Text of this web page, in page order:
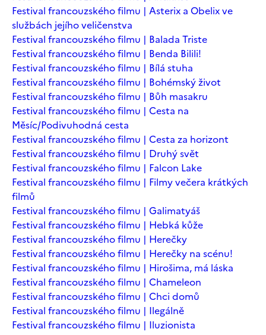
Festival francouzského filmu | Asterix a Obelix ve
službách jejího veličenstva
Festival francouzského filmu | Balada Triste
Festival francouzského filmu | Benda Bilili!
Festival francouzského filmu | Bílá stuha
Festival francouzského filmu | Bohémský život
Festival francouzského filmu | Bůh masakru
Festival francouzského filmu | Cesta na
Měsíc/Podivuhodná cesta
Festival francouzského filmu | Cesta za horizont
Festival francouzského filmu | Druhý svět
Festival francouzského filmu | Falcon Lake
Festival francouzského filmu | Filmy večera krátkých
filmů
Festival francouzského filmu | Galimatyáš
Festival francouzského filmu | Hebká kůže
Festival francouzského filmu | Herečky
Festival francouzského filmu | Herečky na scénu!
Festival francouzského filmu | Hirošima, má láska
Festival francouzského filmu | Chameleon
Festival francouzského filmu | Chci domů
Festival francouzského filmu | Ilegálně
Festival francouzského filmu | Iluzionista